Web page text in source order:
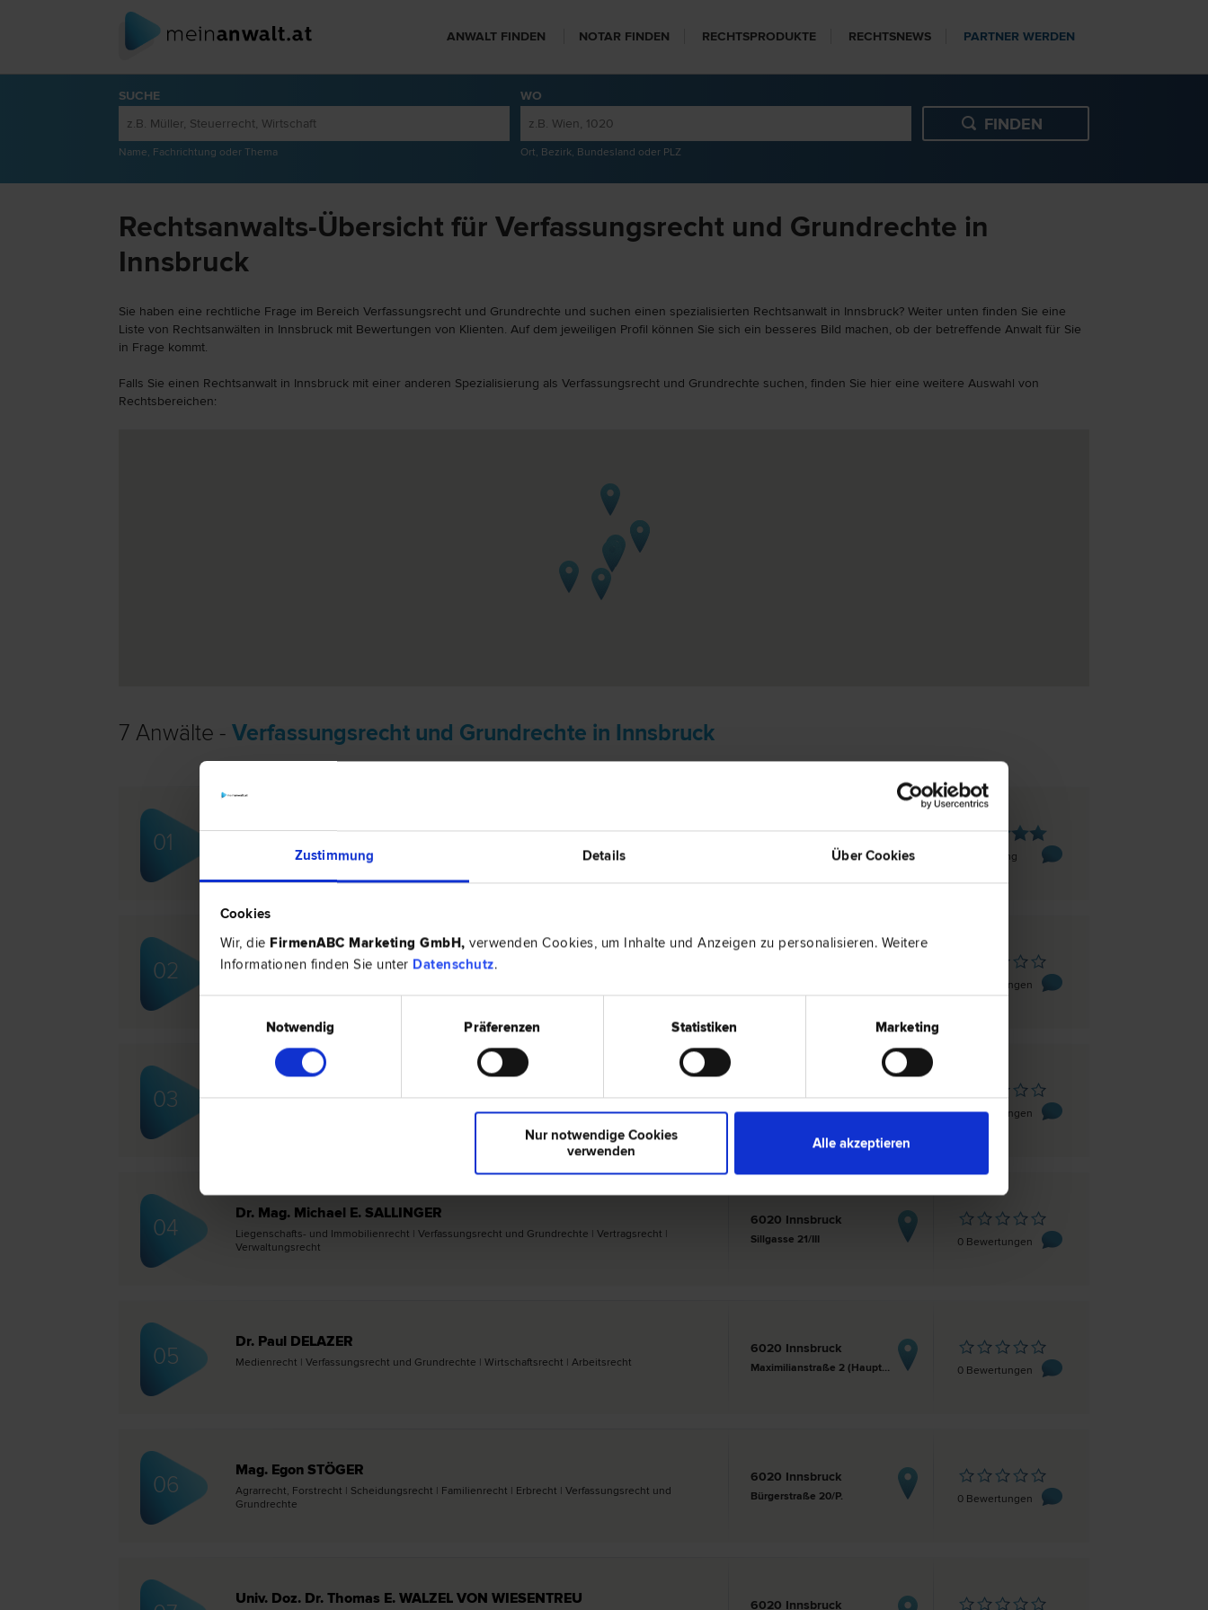
Zustimmung Details Über Cookies
Cookies
Wir, die FirmenABC Marketing GmbH, verwenden Cookies, um Inhalte und Anzeigen zu personalisieren. Weitere
Informationen finden Sie unter Datenschutz.
Notwendig
Präferenzen Statistiken Marketing
Nur notwendige Cookies
verwenden
Alle akzeptieren
ANWALT FINDEN NOTAR FINDEN RECHTSPRODUKTE RECHTSNEWS PARTNER WERDEN
SUCHE
Name, Fachrichtung oder Thema
WO
Ort, Bezirk, Bundesland oder PLZ
Rechtsanwalts-Übersicht für Verfassungsrecht und Grundrechte in
Innsbruck
Sie haben eine rechtliche Frage im Bereich Verfassungsrecht und Grundrechte und suchen einen spezialisierten Rechtsanwalt in Innsbruck? Weiter unten finden Sie eine
Liste von Rechtsanwälten in Innsbruck mit Bewertungen von Klienten. Auf dem jeweiligen Profil können Sie sich ein besseres Bild machen, ob der betreffende Anwalt für Sie
in Frage kommt.
Falls Sie einen Rechtsanwalt in Innsbruck mit einer anderen Spezialisierung als Verfassungsrecht und Grundrechte suchen, finden Sie hier eine weitere Auswahl von
Rechtsbereichen:
7 Anwälte - Verfassungsrecht und Grundrechte in Innsbruck
01
Dr. Andreas BRUGGER
Liegenschafts- und Immobilien­recht | Verfassungs­recht und Grund­rechte | Verwaltungs­recht
6020 Innsbruck
1 Bewertung
02
DDr. Franz WATSCHINGER
0 Bewertungen
03 Tschurtschenthalerstraße 4a 0 Bewertungen
04
Dr. Mag. Michael E. SALLINGER
Liegenschafts- und Immobilien­recht | Verfassungs­recht und Grund­rechte | Vertrags­recht |
Verwaltungs­recht
6020 Innsbruck
Sillgasse 21/III 0 Bewertungen
05
Dr. Paul DELAZER
Medien­recht | Verfassungs­recht und Grund­rechte | Wirtschafts­recht | Arbeits­recht
6020 Innsbruck
Maximilianstraße 2 (Hauptpostgebäude) 0 Bewertungen
06
Mag. Egon STÖGER
Agrar­recht, Forst­recht | Scheidungs­recht | Familien­recht | Erb­recht | Verfassungs­recht und
Grund­rechte
6020 Innsbruck
Bürgerstraße 20/P. 0 Bewertungen
Univ. Doz. Dr. Thomas E. WALZEL VON WIESENTREU 6020 Innsbruck